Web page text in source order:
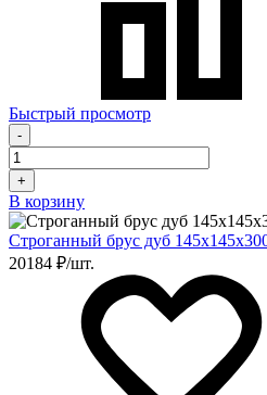
Быстрый просмотр
-
+
В корзину
Строганный брус дуб
20184 ₽/шт.